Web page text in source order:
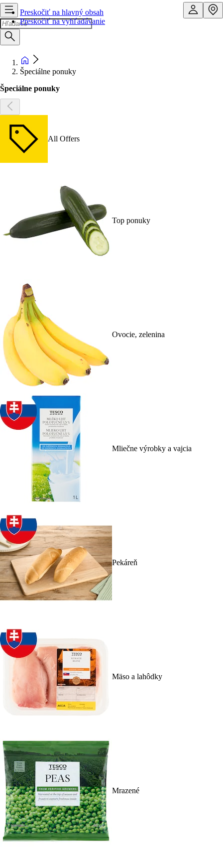
Preskočiť na hlavný obsah
Preskočiť na vyhľadávanie
Špeciálne ponuky
Špeciálne ponuky
All Offers
Top ponuky
Ovocie, zelenina
Mliečne výrobky a vajcia
Pekáreň
Mäso a lahôdky
Mrazené